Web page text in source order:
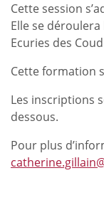
Cette session
Elle se
Ecuries des
Cette formation
Les inscriptions
dessous.
Pour plus